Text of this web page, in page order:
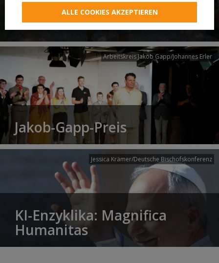
Neuer Pilgerweg Via
Laudato si’
Arbeitskreis Jakob Gapp/Johannes Erler
Jakob-Gapp-Preis
Jessica Krämer/Deutsche Bischofskonferenz
KI-Enzyklika: Magnifica
Humanitas
ALLE COOKIES AKZEPTIEREN